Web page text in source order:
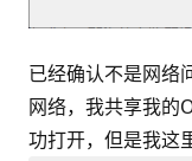
已经确认不是网络
网络，我共享我的
功打开，但是我这